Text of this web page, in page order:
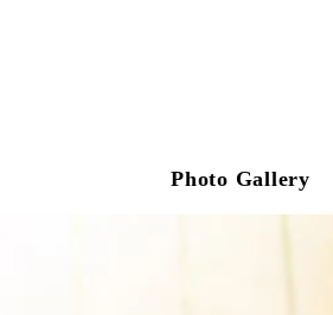
Photo Gallery